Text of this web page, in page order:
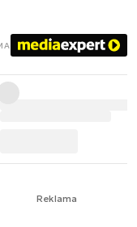
Reklama